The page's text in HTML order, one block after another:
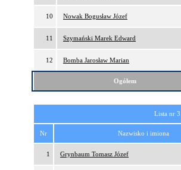
10 Nowak Bogusław Józef
11 Szymański Marek Edward
12 Bomba Jarosław Marian
Ogółem
Lista nr
Nr Nazwisko i imiona
1 Grynbaum Tomasz Józef